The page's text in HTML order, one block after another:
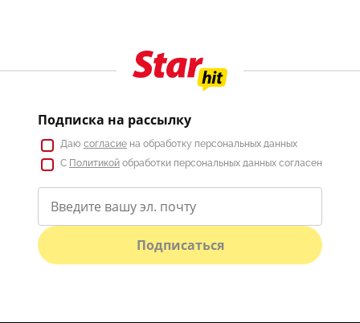
Подписка на рассылку
Даю согласие на обработку персональных данных
С Политикой обработки персональных данных согласен
Подписаться